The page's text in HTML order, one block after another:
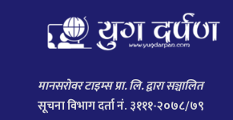
मानसरोवर टाइम्स प्रा. लि. द्वारा सञ्चालित
सूचना विभाग दर्ता नं. ३१११-२०७८/७९